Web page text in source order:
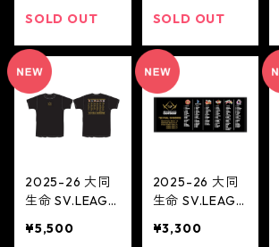
ーム名入りキー
ブルテオン)
SOLD OUT
ルペン(大阪ブ
SOLD OUT
2025-26 大同
生命 SV.LEAGU
HIP Tシャツ(M
¥5,500
2025-26 大同
生命 SV.LEAGU
HIP フェイスタ
¥3,300